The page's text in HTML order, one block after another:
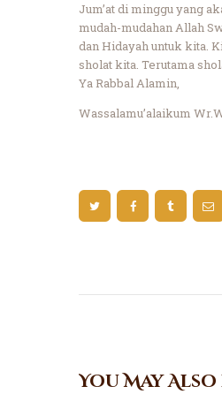
Jum’at di minggu yang
mudah-mudahan Allah
dan Hidayah untuk kita.
sholat kita. Terutama
Ya Rabbal Alamin,
Wassalamu’alaikum
You May Also